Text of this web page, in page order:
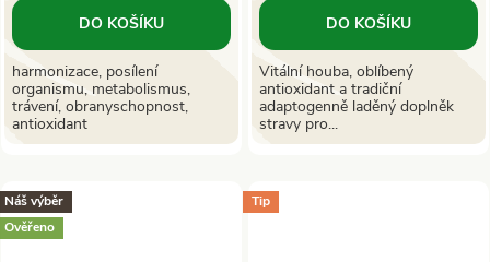
DO KOŠÍKU
harmonizace, posílení
organismu, metabolismus,
trávení, obranyschopnost,
antioxidant
DO KOŠÍKU
Vitální houba, oblíbený
antioxidant a tradiční
adaptogenně laděný doplněk
stravy pro...
Náš výběr
Ověřeno
Tip